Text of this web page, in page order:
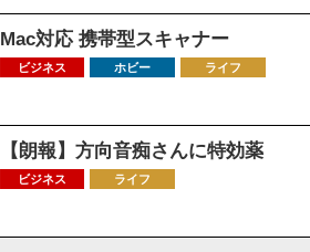
Mac対応 携帯型スキャナー
ビジネス ホビー ライフ
【朗報】方向音痴さんに特効薬
ビジネス ライフ